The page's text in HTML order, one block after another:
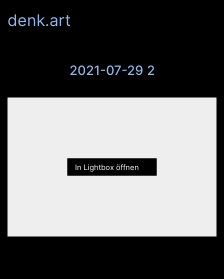
denk.art
2021-07-29 2
In Lightbox öffnen